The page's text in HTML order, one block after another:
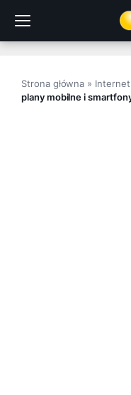
treści
Strona główna »
plany mobilne i